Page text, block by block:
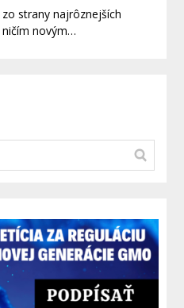
strany najrôznejších
novým…